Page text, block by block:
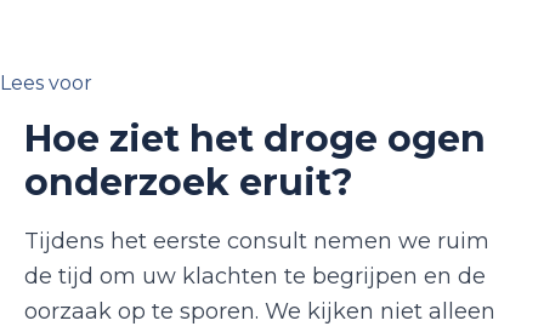
Lees voor
Hoe ziet het droge ogen
onderzoek eruit?
Tijdens het eerste consult nemen we ruim
de tijd om uw klachten te begrijpen en de
oorzaak op te sporen. We kijken niet alleen